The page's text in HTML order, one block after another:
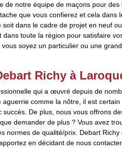
de notre équipe de maçons pour des
que vous confierez et cela dans
dans le cadre de projet en neuf
toute la région pour satisfaire
soyez un particulier ou une
Richy à
qui a œuvré depuis de
comme la nôtre, il est
De plus, nous vous offrons
demander de plus ? Vous avez
normes de qualité/prix. Debart Richy
en décidant de nous contacter.